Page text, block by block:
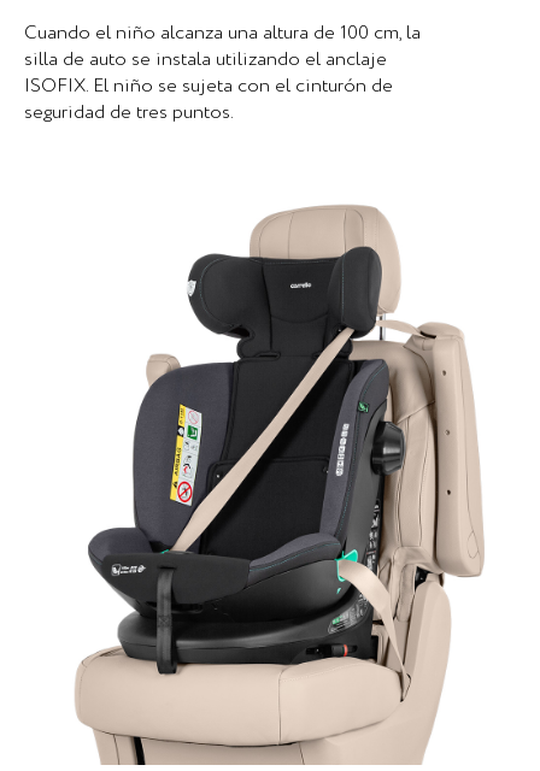
Cuando el niño alcanza una altura de 100 cm, la
silla de auto se instala utilizando el anclaje
ISOFIX. El niño se sujeta con el cinturón de
seguridad de tres puntos.